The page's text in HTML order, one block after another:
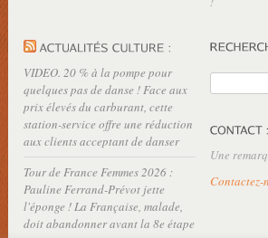
VIDEO. 20 % à la pompe pour
quelques pas de danse ! Face aux
prix élevés du carburant, cette
station-service offre une réduction
aux clients acceptant de danser
Tour de France Femmes 2026 :
Pauline Ferrand-Prévot jette
l'éponge ! La Française, malade,
doit abandonner avant la 8e étape
Une
Contactez-